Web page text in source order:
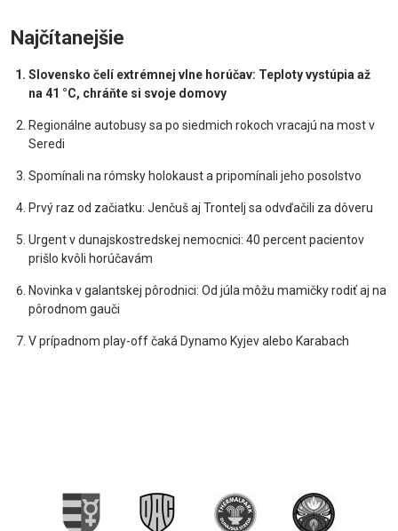
Najčítanejšie
Slovensko čelí extrémnej vlne horúčav: Teploty vystúpia až
na 41 °C, chráňte si svoje domovy
Regionálne autobusy sa po siedmich rokoch vracajú na most v
Seredi
Spomínali na rómsky holokaust a pripomínali jeho posolstvo
Prvý raz od začiatku: Jenčuš aj Trontelj sa odvďačili za dôveru
Urgent v dunajskostredskej nemocnici: 40 percent pacientov
prišlo kvôli horúčavám
Novinka v galantskej pôrodnici: Od júla môžu mamičky rodiť aj na
pôrodnom gauči
V prípadnom play-off čaká Dynamo Kyjev alebo Karabach